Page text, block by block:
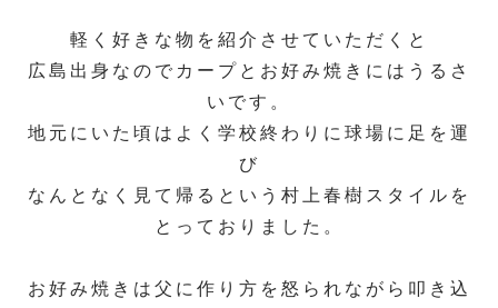
軽く好きな物を紹介させていただくと
広島出身なのでカープとお好み焼きにはうるさ
いです。
地元にいた頃はよく学校終わりに球場に足を運
び
なんとなく見て帰るという村上春樹スタイルを
とっておりました。
お好み焼きは父に作り方を怒られながら叩き込